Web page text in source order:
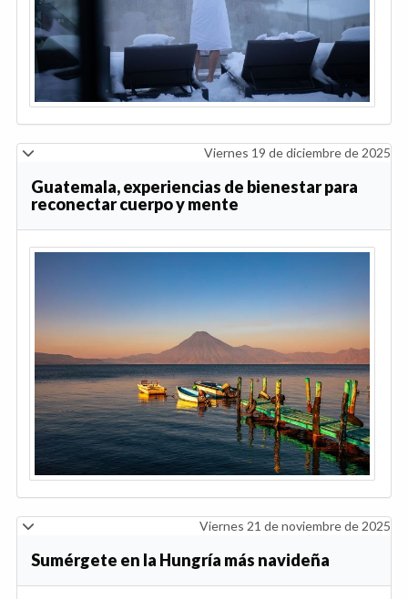
Viernes 19 de diciembre de 2025
Guatemala, experiencias de bienestar para
reconectar cuerpo y mente
Viernes 21 de noviembre de 2025
Sumérgete en la Hungría más navideña